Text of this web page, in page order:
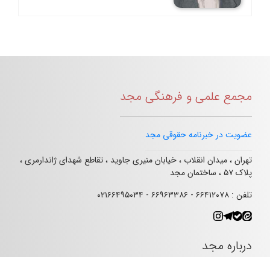
مجمع علمی و فرهنگی مجد
عضویت در خبرنامه حقوقی مجد
تهران ، میدان انقلاب ، خیابان منیری جاوید ، تقاطع شهدای ژاندارمری ،
پلاک ۵۷ ، ساختمان مجد
تلفن : ۶۶۴۱۲۰۷۸ - ۶۶۹۶۳۳۸۶ - ۰۲۱۶۶۴۹۵۰۳۴
درباره مجد